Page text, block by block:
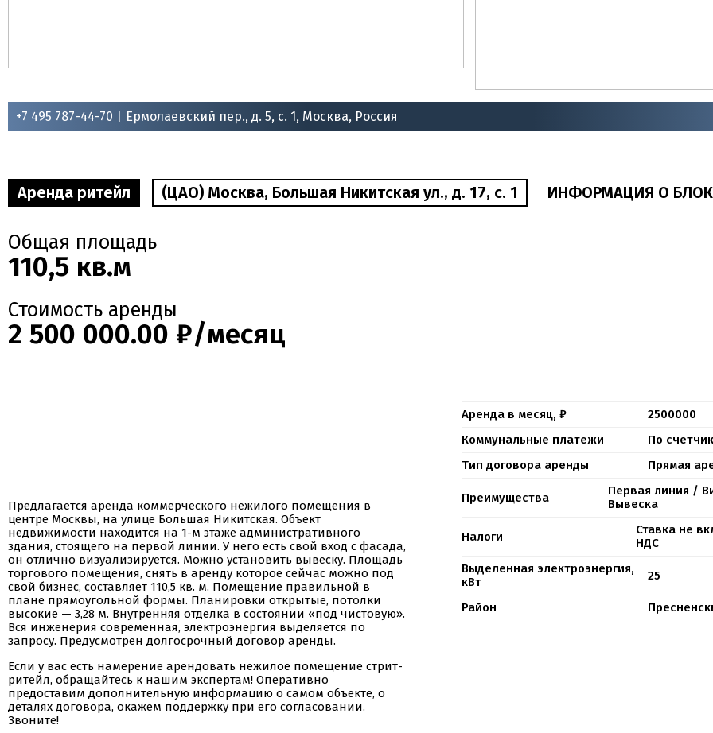
+7 495 787-44-70 | Ермолаевский пер., д. 5, с. 1, Москва, Россия
Аренда ритейл (ЦАО) Москва, Большая Никитская ул., д. 17, с. 1 ИНФОРМАЦИЯ О
Общая площадь
110,5 кв.м
Стоимость аренды
2 500 000.00 ₽/месяц
Предлагается аренда коммерческого нежилого помещения в
центре Москвы, на улице Большая Никитская. Объект
недвижимости находится на 1-м этаже административного
здания, стоящего на первой линии. У него есть свой вход с фасада,
он отлично визуализируется. Можно установить вывеску. Площадь
торгового помещения, снять в аренду которое сейчас можно под
свой бизнес, составляет 110,5 кв. м. Помещение правильной в
плане прямоугольной формы. Планировки открытые, потолки
высокие — 3,28 м. Внутренняя отделка в состоянии «под чистовую».
Вся инженерия современная, электроэнергия выделяется по
запросу. Предусмотрен долгосрочный договор аренды.
Если у вас есть намерение арендовать нежилое помещение стрит-
ритейл, обращайтесь к нашим экспертам! Оперативно
предоставим дополнительную информацию о самом объекте, о
деталях договора, окажем поддержку при его согласовании.
Звоните!
Аренда в месяц, ₽
2500000
Коммунальные платежи
По
Тип договора аренды
Прямая
Преимущества
Первая линия /
Вывеска
Налоги
Ставка не
НДС
Выделенная электроэнергия,
кВт
25
Район